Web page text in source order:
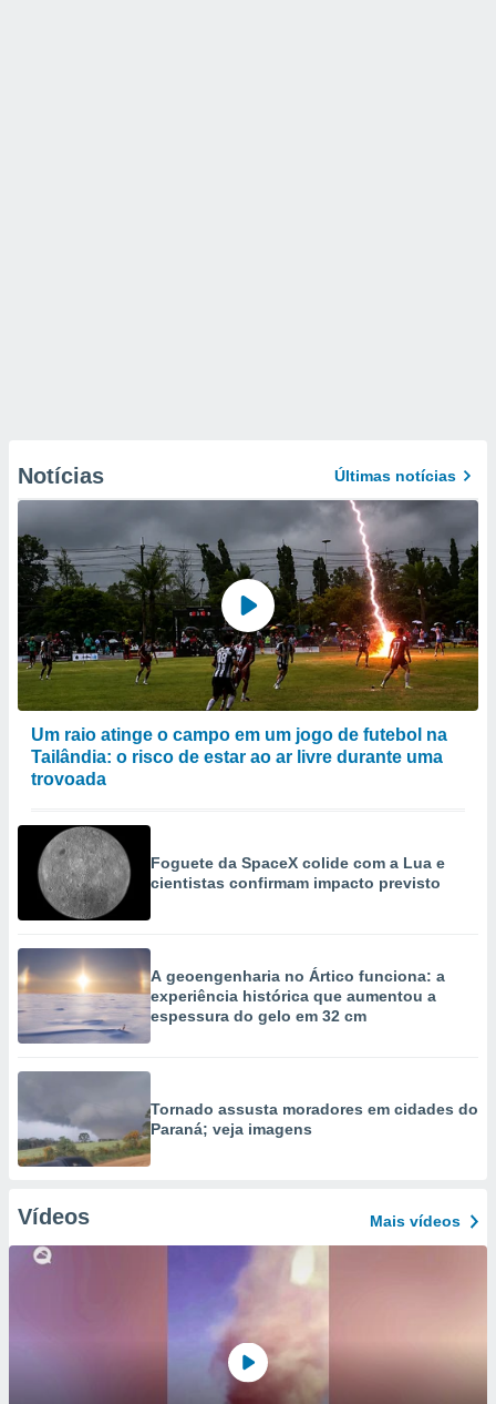
Notícias Últimas notícias
Um raio atinge o campo em um jogo de futebol na
Tailândia: o risco de estar ao ar livre durante uma
trovoada
Foguete da SpaceX colide com a Lua e
cientistas confirmam impacto previsto
A geoengenharia no Ártico funciona: a
experiência histórica que aumentou a
espessura do gelo em 32 cm
Tornado assusta moradores em cidades do
Paraná; veja imagens
Vídeos Mais vídeos